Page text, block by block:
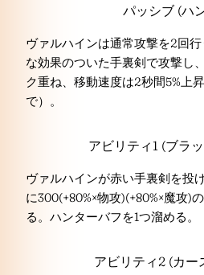
パッシブ (ハ
ヴァルハインは通常攻撃を2回
な効果のついた手裏剣で攻撃し
ク重ね、移動速度は2秒間5%上
で）。
アビリティ1 (ブラ
ヴァルハインが赤い手裏剣を投
に300(+80%×物攻)(+80%×魔攻)
る。ハンターバフを1つ溜める。
アビリティ2 (カー